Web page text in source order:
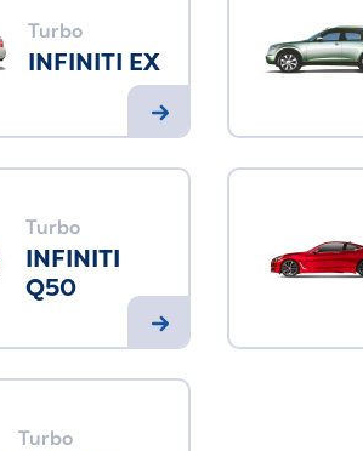
Turbo
INFINITI EX
Turbo
INFINITI
Q50
Turbo